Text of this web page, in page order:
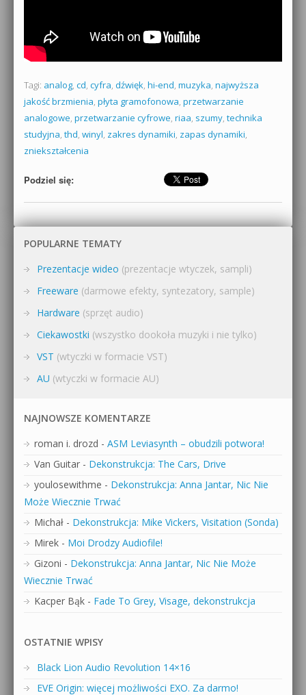
Tagi: analog, cd, cyfra, dźwięk, hi-end, muzyka, najwyższa
jakość brzmienia, płyta gramofonowa, przetwarzanie
analogowe, przetwarzanie cyfrowe, riaa, szumy, technika
studyjna, thd, winyl, zakres dynamiki, zapas dynamiki,
zniekształcenia
Podziel się:
POPULARNE TEMATY
Prezentacje wideo (prezentacje wtyczek, sampli)
Freeware (darmowe efekty, syntezatory, sample)
Hardware (sprzęt audio)
Ciekawostki (wszystko dookoła muzyki i nie tylko)
VST (wtyczki w formacie VST)
AU (wtyczki w formacie AU)
NAJNOWSZE KOMENTARZE
roman i. drozd - ASM Leviasynth – obudzili potwora!
Van Guitar - Dekonstrukcja: The Cars, Drive
youlosewithme - Dekonstrukcja: Anna Jantar, Nic Nie
Może Wiecznie Trwać
Michał - Dekonstrukcja: Mike Vickers, Visitation (Sonda)
Mirek - Moi Drodzy Audiofile!
Gizoni - Dekonstrukcja: Anna Jantar, Nic Nie Może
Wiecznie Trwać
Kacper Bąk - Fade To Grey, Visage, dekonstrukcja
OSTATNIE WPISY
Black Lion Audio Revolution 14×16
EVE Origin: więcej możliwości EXO. Za darmo!